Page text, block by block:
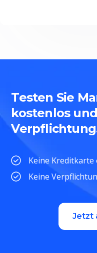
Testen Sie
kostenlos
Keine
Keine
Jetzt